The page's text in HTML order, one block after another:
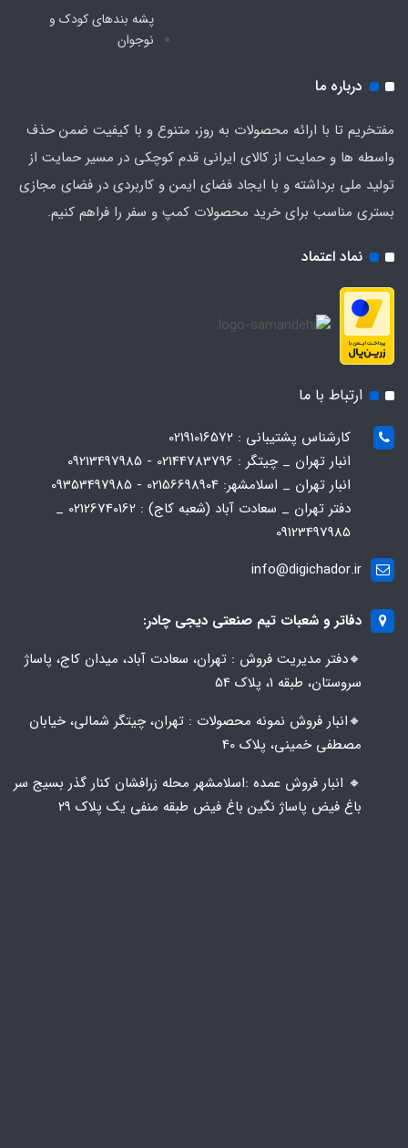
نماد اعتماد
پشه‌ بندهای کودک و
نوجوان
درباره ما
مفتخریم تا با ارائه محصولات به روز، متنوع و با کیفیت ضمن حذف
واسطه ها و حمایت از کالای ایرانی قدم کوچکی در مسیر حمایت از
تولید ملی برداشته و با ایجاد فضای ایمن و کاربردی در فضای مجازی
بستری مناسب برای خرید محصولات کمپ و سفر را فراهم کنیم.
ارتباط با ما
کارشناس پشتیبانی : 02191016572
انبار تهران _ چیتگر : 02144783796 - 09213497985
انبار تهران _ اسلامشهر: 02156698904 - 09353497985
دفتر تهران _ سعادت آباد (شعبه کاج) : 02126740162 _
09123497985
info@digichador.ir
دفاتر و شعبات تیم صنعتی دیجی چادر:
🔸️​​دفتر مدیریت فروش : تهران، سعادت آباد، میدان کاج، پاساژ
سروستان، طبقه 1، پلاک 54
🔸️​​انبار فروش نمونه محصولات : تهران، چیتگر شمالی، خیابان
مصطفی خمینی، پلاک 40
🔸️ انبار فروش عمده :اسلامشهر محله زرافشان کنار گذر بسیج سر
باغ فیض پاساژ نگین باغ فیض طبقه منفی یک پلاک ۲۹